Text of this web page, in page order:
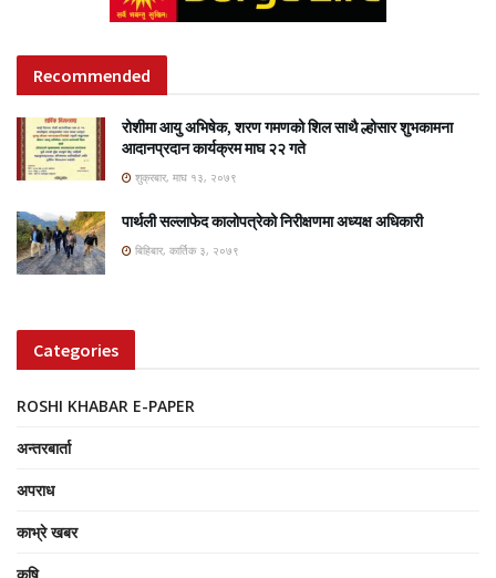
Recommended
रोशीमा आयु अभिषेक, शरण गमणको शिल साथै ल्होसार शुभकामना
आदानप्रदान कार्यक्रम माघ २२ गते
शुक्रबार, माघ १३, २०७९
पार्थली सल्लाफेद कालोपत्रेको निरीक्षणमा अध्यक्ष अधिकारी
बिहिबार, कार्तिक ३, २०७९
Categories
ROSHI KHABAR E-PAPER
अन्तरबार्ता
अपराध
काभ्रे खबर